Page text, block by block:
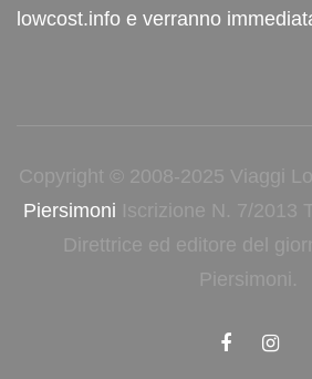
lowcost.info e verranno
Copyright © 2008-2025 Viaggi
Piersimoni Iscrizione N. 7/2013
Direttrice ed editore del
Piersimoni.